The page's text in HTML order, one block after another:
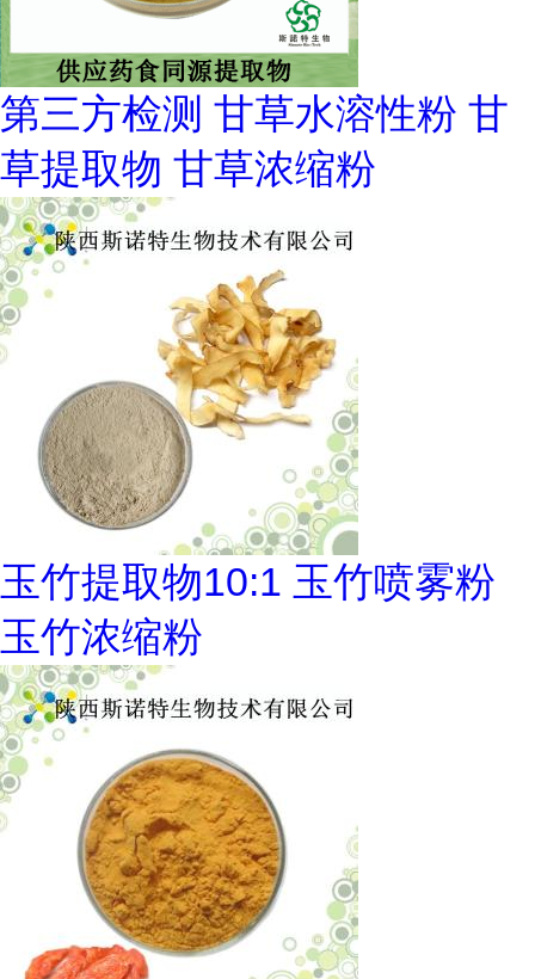
第三方检测 甘草水溶性粉 甘
草提取物 甘草浓缩粉
玉竹提取物10:1 玉竹喷雾粉
玉竹浓缩粉